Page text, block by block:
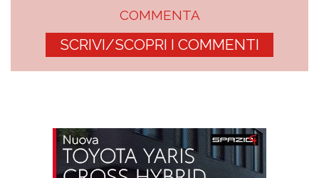
COMMENTA
SCRIVI/SCOPRI I COMMENTI